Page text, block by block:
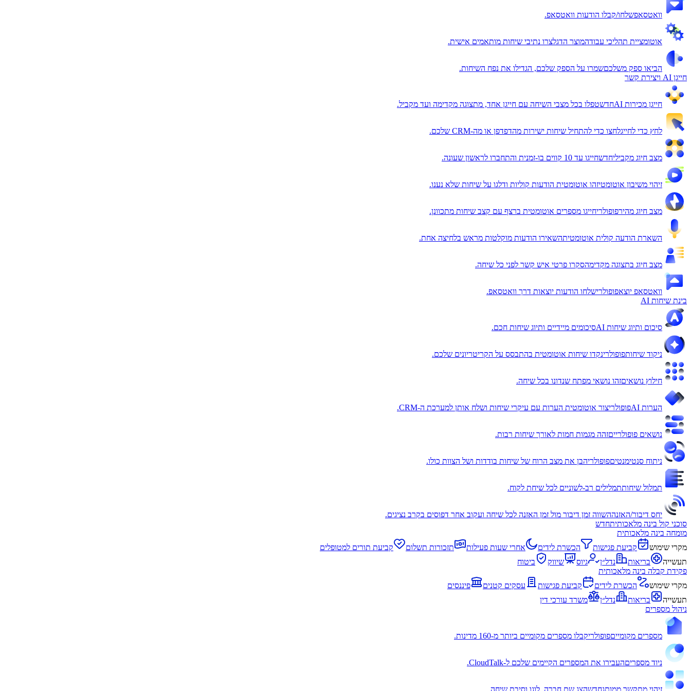
וואטסאפשלחו/קבלו הודעות וואטסאפ.
אוטומציית תהליכי עבודהמוצר הדגלצרו נתיבי שיחות מותאמים אישית.
הביאו ספק משלכםשמרו על הספק שלכם, הגדילו את נפח השיחות.
חייגן AI ויצירת קשר
חייגן מכירות AI חדשטפלו בכל מצבי השיחה עם חייגן אחד, מתצוגה מקדימה ועד מקביל.
לחץ כדי לחייגלחצו כדי להתחיל שיחות ישירות מהדפדפן או מה-CRM שלכם.
מצב חיוג מקביליחדשחייגו עד 10 קווים בו-זמנית והתחברו לראשון שעונה.
זיהוי משיבון אוטומטיזהו אוטומטית הודעות קוליות ודלגו על שיחות שלא נענו.
מצב חיוג מהירפופולריחייגו מספרים אוטומטית ברצף עם קצב שיחות מתכוונן.
השארת הודעה קולית אוטומטיתהשאירו הודעות מוקלטות מראש בלחיצה אחת.
מצב חיוג בתצוגה מקדימהסקרו פרטי איש קשר לפני כל שיחה.
וואטסאפ יוצאפופולרישלחו הודעות יוצאות דרך וואטסאפ.
בינת שיחות AI
סיכום ותיוג שיחות AI סיכומים מיידיים ותיוג שיחות חכם.
ניקוד שיחותפופולרינקדו שיחות אוטומטית בהתבסס על הקריטריונים שלכם.
חילוץ נושאיםזהו נושאי מפתח שנדונו בכל שיחה.
הערות AI פופולריצור אוטומטית הערות עם עיקרי שיחות ושלח אותן למערכת ה-CRM.
נושאים פופולרייםזהה מגמות חמות לאורך שיחות רבות.
ניתוח סנטימנטיםפופולריהבן את מצב הרוח של שיחות בודדות ושל הצוות כולו.
תמלול שיחותתמלילים רב-לשוניים לכל שיחת לקוח.
יחס דיבור/האזנההשווה זמן דיבור מול זמן האזנה לכל שיחה ועקוב אחר דפוסים בקרב נציגים.
סוכני קול בינה מלאכותיתחדש
מומחה בינה מלאכותית
מקרי שימוש
קביעת פגישות הכשרת לידים אחרי שעות פעילות תזכורות תשלום
קביעת תורים למטופלים
תעשייה
בריאות נדל״ן גיוס שיווק
ביטוח
פקידת קבלה בינה מלאכותית
מקרי שימוש
הכשרת לידים קביעת פגישות עסקים קטנים
פיננסים
תעשייה
בריאות נדל״ן
משרד עורכי דין
ניהול מספרים
מספרים מקומייםפופולריקבלו מספרים מקומיים ביותר מ-160 מדינות.
ניוד מספריםהעבירו את המספרים הקיימים שלכם ל-CloudTalk.
זיהוי מתקשר ממותגחדשהצג שם חברה, לוגו וסיבת שיחה.